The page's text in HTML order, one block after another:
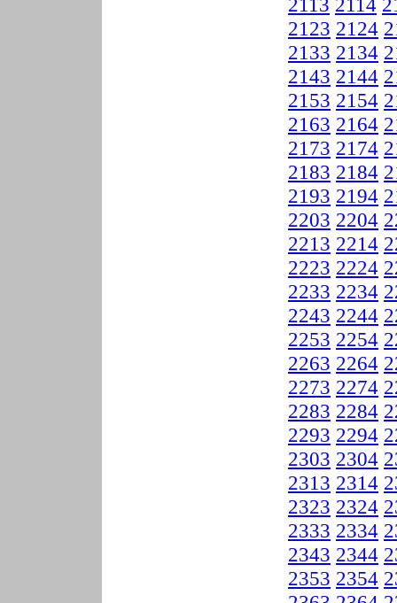
2123 2124
2133 2134
2143 2144
2153 2154
2163 2164
2173 2174
2183 2184
2193 2194
2203 2204
2213 2214
2223 2224
2233 2234
2243 2244
2253 2254
2263 2264
2273 2274
2283 2284
2293 2294
2303 2304
2313 2314
2323 2324
2333 2334
2343 2344
2353 2354